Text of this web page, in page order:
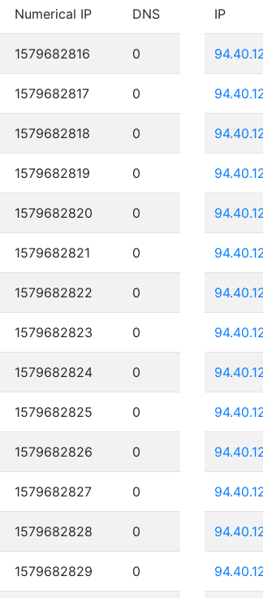
Numerical IP DNS
1579682816 0
1579682817 0
1579682818 0
1579682819 0
1579682820 0
1579682821 0
1579682822 0
1579682823 0
1579682824 0
1579682825 0
1579682826 0
1579682827 0
1579682828 0
1579682829 0
IP